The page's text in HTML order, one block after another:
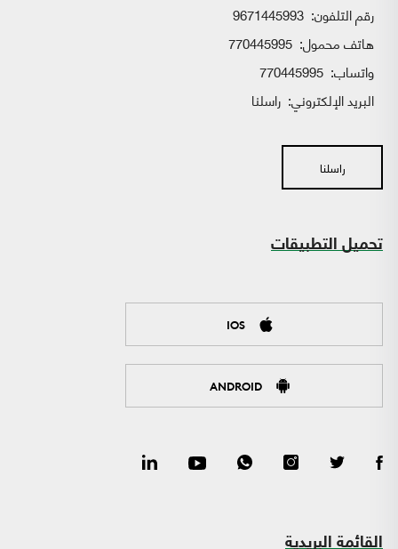
رقم التلفون: 9671445993
هاتف محمول: 770445995
واتساب:
البريد الإلكتروني: راسلنا
راسلنا
تحميل التطبيقات
IOS
ANDROID
القائمة البريدية